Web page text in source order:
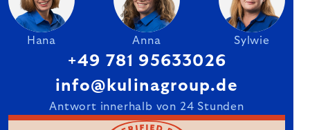
Hana Anna Sylwie
+49 781 95633026
info@kulinagroup.de
Antwort innerhalb von 24 Stunden